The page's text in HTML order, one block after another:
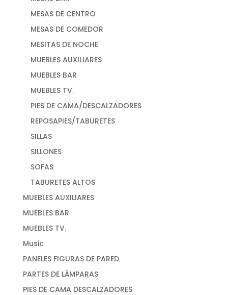
MESAS DE CENTRO
MESAS DE COMEDOR
MESITAS DE NOCHE
MUEBLES AUXILIARES
MUEBLES BAR
MUEBLES TV.
PIES DE CAMA/DESCALZADORES
REPOSAPIES/TABURETES
SILLAS
SILLONES
SOFAS
TABURETES ALTOS
MUEBLES AUXILIARES
MUEBLES BAR
MUEBLES TV.
Music
PANELES FIGURAS DE PARED
PARTES DE LÁMPARAS
PIES DE CAMA DESCALZADORES